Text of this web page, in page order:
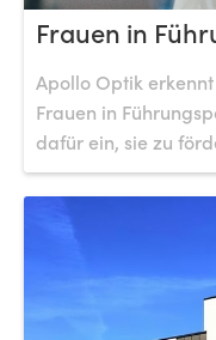
Frauen in
Apollo Optik
Frauen in
dafür ein, sie zu